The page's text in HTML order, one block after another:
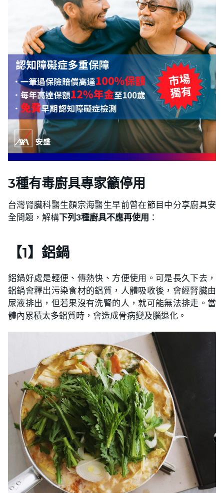
3種有毒廚具專家籲停用
台灣腎臟科醫生顏宗海醫生早前曾在節目中分享廚具安
全問題，解構下列3種廚具不應再使用 ：
【1】鋁鍋
鋁鍋好處是輕便、傳熱快、方便使用。可是長久下去，
鋁鍋會釋出污染食材的鋁質，人體吸收後，會經腎臟由
尿液排出，但若果沒有洗腎的人，就可能無法排走。當
體內累積太多鋁質時，會造成骨病變及腦退化。